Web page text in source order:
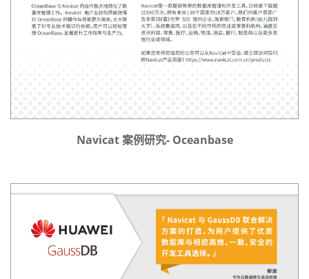
Navicat 案例研究- Oceanbase